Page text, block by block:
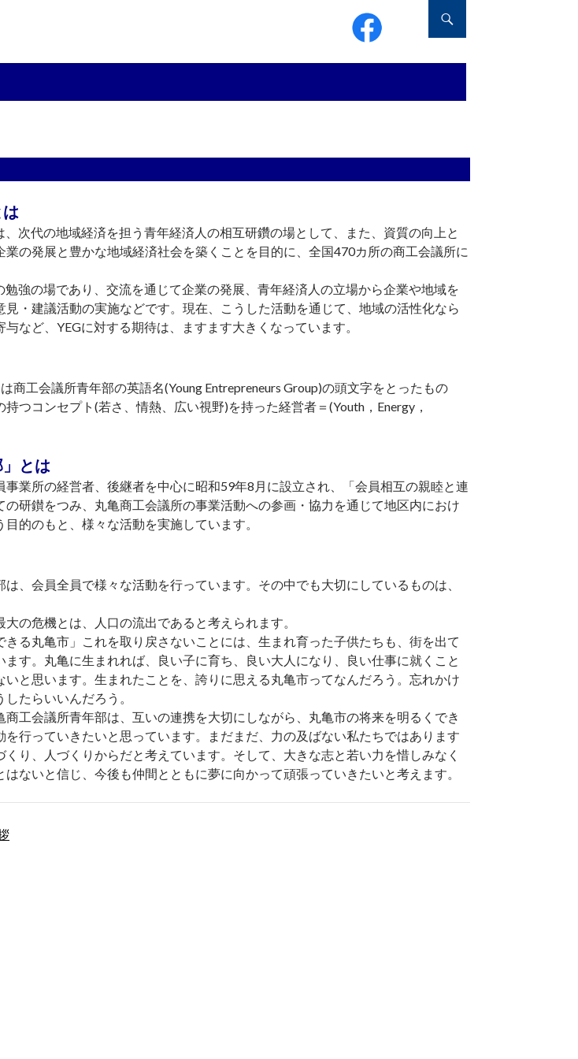
次代の地域経済を担う青年経済人の相互研鑽の場として、また、資質の向上と
の発展と豊かな地域経済社会を築くことを目的に、全国470カ所の商工会議所に
勉強の場であり、交流を通じて企業の発展、青年経済人の立場から企業や地域を
・建議活動の実施などです。現在、こうした活動を通じて、地域の活性化なら
など、YEGに対する期待は、ますます大きくなっています。
商工会議所青年部の英語名(Young Entrepreneurs Group)の頭文字をとったもの
つコンセプト(若さ、情熱、広い視野)を持った経営者＝(Youth，Energy，
」とは
業所の経営者、後継者を中心に昭和59年8月に設立され、「会員相互の親睦と連
研鑚をつみ、丸亀商工会議所の事業活動への参画・協力を通じて地区内におけ
的のもと、様々な活動を実施しています。
、会員全員で様々な活動を行っています。その中でも大切にしているものは、
の危機とは、人口の流出であると考えられます。
る丸亀市」これを取り戻さないことには、生まれ育った子供たちも、街を出て
す。丸亀に生まれれば、良い子に育ち、良い大人になり、良い仕事に就くこと
いと思います。生まれたことを、誇りに思える丸亀市ってなんだろう。忘れかけ
たらいいんだろう。
工会議所青年部は、互いの連携を大切にしながら、丸亀市の将来を明るくでき
を行っていきたいと思っています。まだまだ、力の及ばない私たちではあります
り、人づくりからだと考えています。そして、大きな志と若い力を惜しみなく
ないと信じ、今後も仲間とともに夢に向かって頑張っていきたいと考えます。